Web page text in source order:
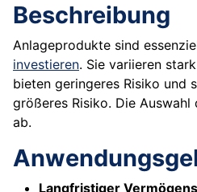
Beschreibung
Anlageprodukte sind
investieren. Sie variieren
bieten geringeres Risiko und
größeres Risiko. Die
ab.
Langfristiger